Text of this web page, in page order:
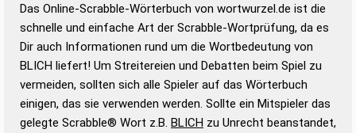
Wortwurzel liefert mit Hilfe eines semantischen
Wortanalyse-Algorithmus gute Anhaltspunkte zu
Wortbedeutung, Worttrennung und Wortform, um die
Gültigkeit eines Wortes für das Scrabble-Spiel zu
bestimmen!
zugelassene Turnier Scrabble-
Wörterbücher sind:
Das Online-Scrabble-Wörterbuch von wortwurzel.de ist die
schnelle und einfache Art der Scrabble-Wortprüfung, da es
Dir auch Informationen rund um die Wortbedeutung von
BLICH liefert! Um Streitereien und Debatten beim Spiel zu
vermeiden, sollten sich alle Spieler auf das Wörterbuch
einigen, das sie verwenden werden. Sollte ein Mitspieler das
gelegte Scrabble® Wort z.B. BLICH zu Unrecht beanstandet,